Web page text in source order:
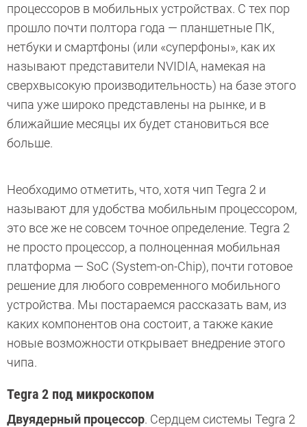
процессоров в мобильных устройствах. С тех пор
прошло почти полтора года — планшетные ПК,
нетбуки и смартфоны (или «суперфоны», как их
называют представители NVIDIA, намекая на
сверхвысокую производительность) на базе этого
чипа уже широко представлены на рынке, и в
ближайшие месяцы их будет становиться все
больше.
Необходимо отметить, что, хотя чип Tegra 2 и
называют для удобства мобильным процессором,
это все же не совсем точное определение. Tegra 2
не просто процессор, а полноценная мобильная
платформа — SoC (System-on-Chip), почти готовое
решение для любого современного мобильного
устройства. Мы постараемся рассказать вам, из
каких компонентов она состоит, а также какие
новые возможности открывает внедрение этого
чипа.
Tegra 2 под микроскопом
Двуядерный процессор. Сердцем системы Tegra 2